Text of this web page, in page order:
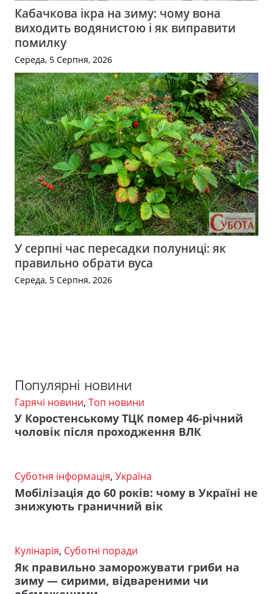
Кабачкова ікра на зиму: чому вона
виходить водянистою і як виправити
помилку
Середа, 5 Серпня, 2026
У серпні час пересадки полуниці: як
правильно обрати вуса
Середа, 5 Серпня, 2026
Популярні новини
Гарячі новини, Топ новини
У Коростенському ТЦК помер 46-річний
чоловік після проходження ВЛК
Суботня інформація, Україна
Мобілізація до 60 років: чому в Україні не
знижують граничний вік
Кулінарія, Суботні поради
Як правильно заморожувати гриби на
зиму — сирими, відвареними чи